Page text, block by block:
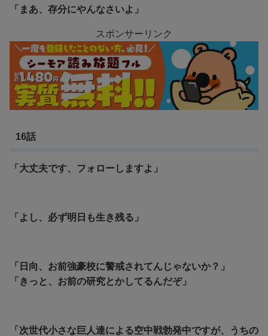
「まあ、存分にやんなさいよ」
スポンサーリンク
16話
「大丈夫です、フォローしますよ」
「よし、必ず明日も生き残る」
「日向、お前強豪校に警戒されてんじゃないか？」
「きっと、お前の研究とかしてるんだぞ」
「次世代小さな巨人達による空中戦勃発中ですが、うちの